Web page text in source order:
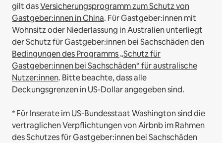
gilt dasVersicherungsprogramm zum Schutz von
Gastgeber:innen in China. Für Gastgeber:innen mit
Wohnsitz oder Niederlassung in Australien unterliegt
der Schutz für Gastgeber:innen bei Sachschäden den
Bedingungen des Programms „Schutz für
Gastgeber:innen bei Sachschäden“ für australische
Nutzer:innen. Bitte beachte, dass alle
Deckungsgrenzen in US-Dollar angegeben sind.
* Für Inserate im US-Bundesstaat Washington sind die
vertraglichen Verpflichtungen von Airbnb im Rahmen
des Schutzes für Gastgeber:innen bei Sachschäden